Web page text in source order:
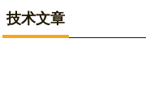
技术文章